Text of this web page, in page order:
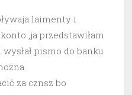
laimenty i
,ja przedstawiłam
pismo do banku
za cznsz bo